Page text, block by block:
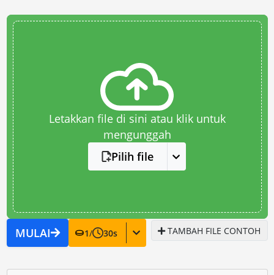
Letakkan file di sini atau klik untuk
mengunggah
Pilih file
MULAI 1/ 30s TAMBAH FILE CONTOH